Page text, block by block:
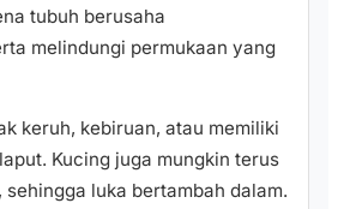
tubuh berusaha
melindungi permukaan yang
keruh, kebiruan, atau memiliki
Kucing juga mungkin terus
sehingga luka bertambah dalam.